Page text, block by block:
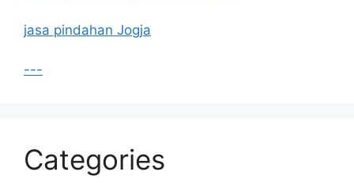
jasa pindahan Jogja
---
Categories